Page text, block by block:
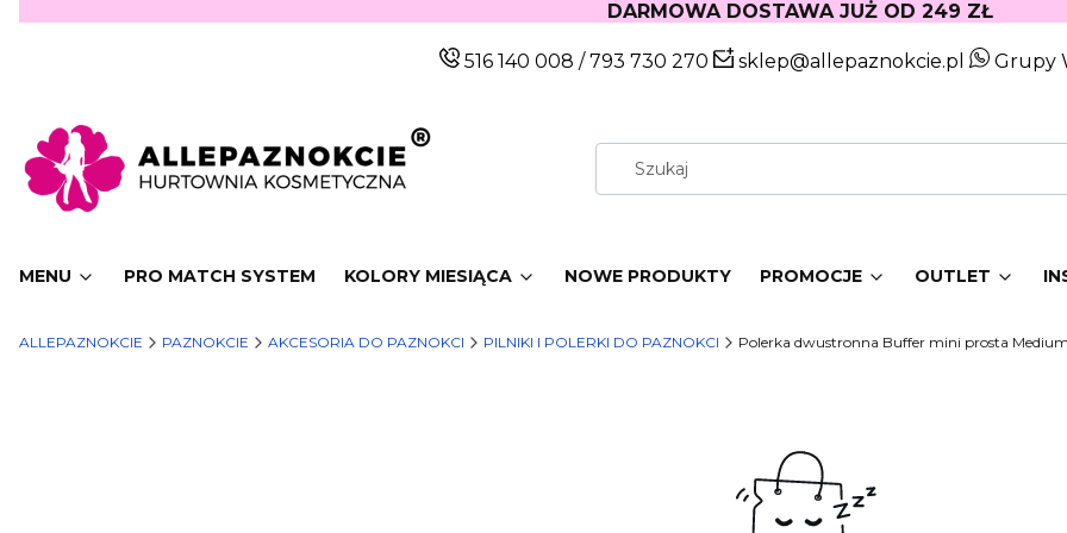
DARMOWA DOSTAWA JUŻ OD 249 ZŁ
516 140 008 /793 730 270 sklep@allepaznokcie.pl Grupy
MENU PRO MATCH SYSTEM KOLORY MIESIĄCA NOWE PRODUKTY PROMOCJE OUTLET
ALLEPAZNOKCIE PAZNOKCIE AKCESORIA DO PAZNOKCI PILNIKI I POLERKI DO PAZNOKCI Polerka dwustronna Buffer mini prosta